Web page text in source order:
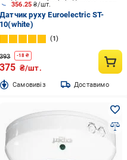
356.25₴/шт.
Датчик руху Euroelectric ST-
10(white)
1
393 -18 ₴
375 ₴/шт.
Cамовивіз Доставимо